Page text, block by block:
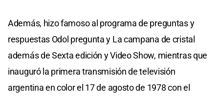
Además, hizo famoso al programa de preguntas y
respuestas Odol pregunta y La campana de cristal
además de Sexta edición y Video Show, mientras que
inauguró la primera transmisión de televisión
argentina en color el 17 de agosto de 1978 con el